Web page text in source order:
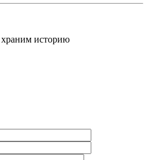
историю